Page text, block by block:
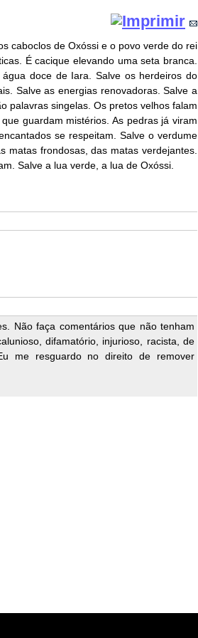
caboclos de Oxóssi e o povo verde do rei
É cacique elevando uma seta branca.
doce de Iara. Salve os herdeiros do
Salve as energias renovadoras. Salve a
palavras singelas. Os pretos velhos falam
guardam mistérios. As pedras já viram
se respeitam. Salve o verdume
matas frondosas, das matas verdejantes.
Salve a lua verde, a lua de Oxóssi.
Não faça comentários que não tenham
difamatório, injurioso, racista, de
me resguardo no direito de remover